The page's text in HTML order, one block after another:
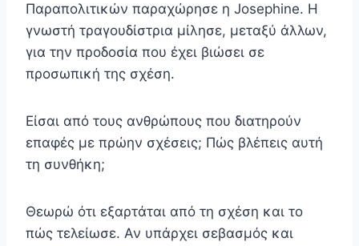
Παραπολιτικών παραχώρησε η Josephine. Η
γνωστή τραγουδίστρια μίλησε, μεταξύ άλλων,
για την προδοσία που έχει βιώσει σε
προσωπική της σχέση.
Είσαι από τους ανθρώπους που διατηρούν
επαφές με πρώην σχέσεις; Πώς βλέπεις αυτή
τη συνθήκη;
Θεωρώ ότι εξαρτάται από τη σχέση και το
πώς τελείωσε. Αν υπάρχει σεβασμός και